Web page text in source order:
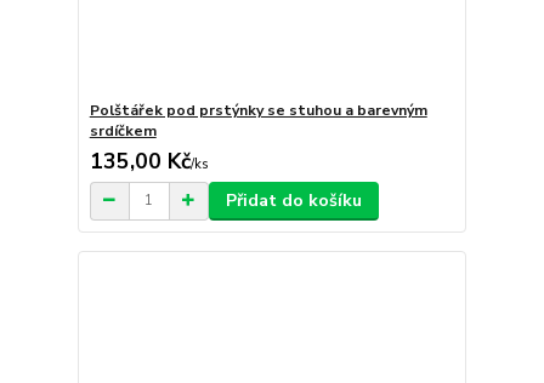
Polštářek pod prstýnky se stuhou a barevným
srdíčkem
135,00 Kč/ks
Přidat do košíku